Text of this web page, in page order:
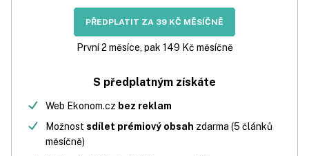
PŘEDPLATIT ZA 39 KČ MĚSÍČNĚ
První 2 měsíce, pak 149 Kč měsíčně
S předplatným získáte
Web Ekonom.cz bez reklam
Možnost sdílet prémiový obsah zdarma (5 článků
měsíčně)